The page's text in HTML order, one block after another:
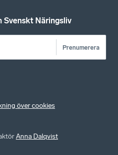
Svenskt Näringsliv
Prenumerera
över cookies
Anna Dalqvist